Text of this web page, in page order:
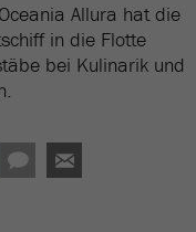
Allura hat die
in die Flotte
bei Kulinarik und